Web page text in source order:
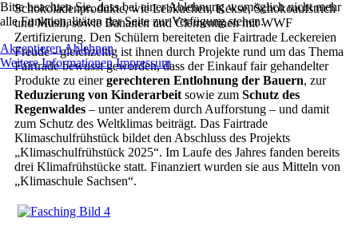
Schokoladenprodukte, wie Lebkuchen, Kekse, Schokoaufstrich
und Müsli, sowie Bananen und Clementinen mit WWF
Zertifizierung. Den Schülern bereiteten die Fairtrade Leckereien
Freude - gleichzeitig ist ihnen durch Projekte rund um das Thema
Fairtrade bewusst geworden, dass der Einkauf fair gehandelter
Produkte zu einergerechteren Entlohnung der Bauern, zur
Reduzierung von Kinderarbeit sowie zum Schutz des
Regenwaldes – unter anderem durch Aufforstung – und damit
zum Schutz des Weltklimas beiträgt. Das Fairtrade
Klimaschulfrühstück bildet den Abschluss des Projekts
„Klimaschulfrühstück 2025“. Im Laufe des Jahres fanden bereits
drei Klimafrühstücke statt. Finanziert wurden sie aus Mitteln von
„Klimaschule Sachsen“.
Bitte beachten Sie, dass bei einer Ablehnung womöglich nicht mehr
alle Funktionalitäten der Seite zur Verfügung stehen.
AkzeptierenAblehnen
Weitere Informationen Impressum